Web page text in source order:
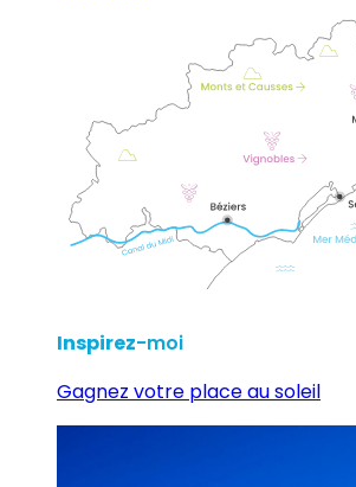
Inspirez-moi
Gagnez votre place au soleil